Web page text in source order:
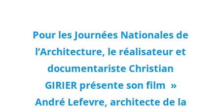
Pour les Journées Nationales de
l’Architecture, le réalisateur et
documentariste Christian
GIRIER présente son film »
André Lefevre, architecte de la